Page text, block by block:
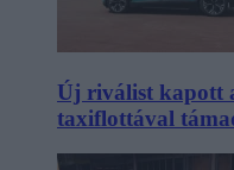
Új riválist kapott
taxiflottával